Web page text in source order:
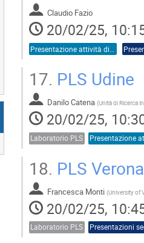
Claudio Fazio
20/02/25,
17. PLS Udine
Danilo Catena (
20/02/25,
Laboratorio PLS
18. PLS Verona
Francesca Monti (University of
20/02/25,
Laboratorio PLS Presentazioni